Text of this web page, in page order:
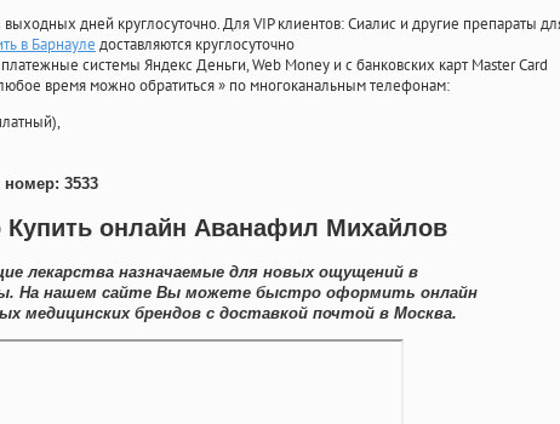
выходных дней круглосуточно. Для VIP клиентов: Сиалис и другие препараты
в Барнауле доставляются круглосуточно
системы Яндекс Деньги, Web Money и с банковских карт Master Card
время можно обратиться» по многоканальным телефонам:
3533
онлайн Аванафил Михайлов
лекарства назначаемые для новых ощущений в
На нашем сайте Вы можете быстро оформить онлайн
медицинских брендов с доставкой почтой в Москва.